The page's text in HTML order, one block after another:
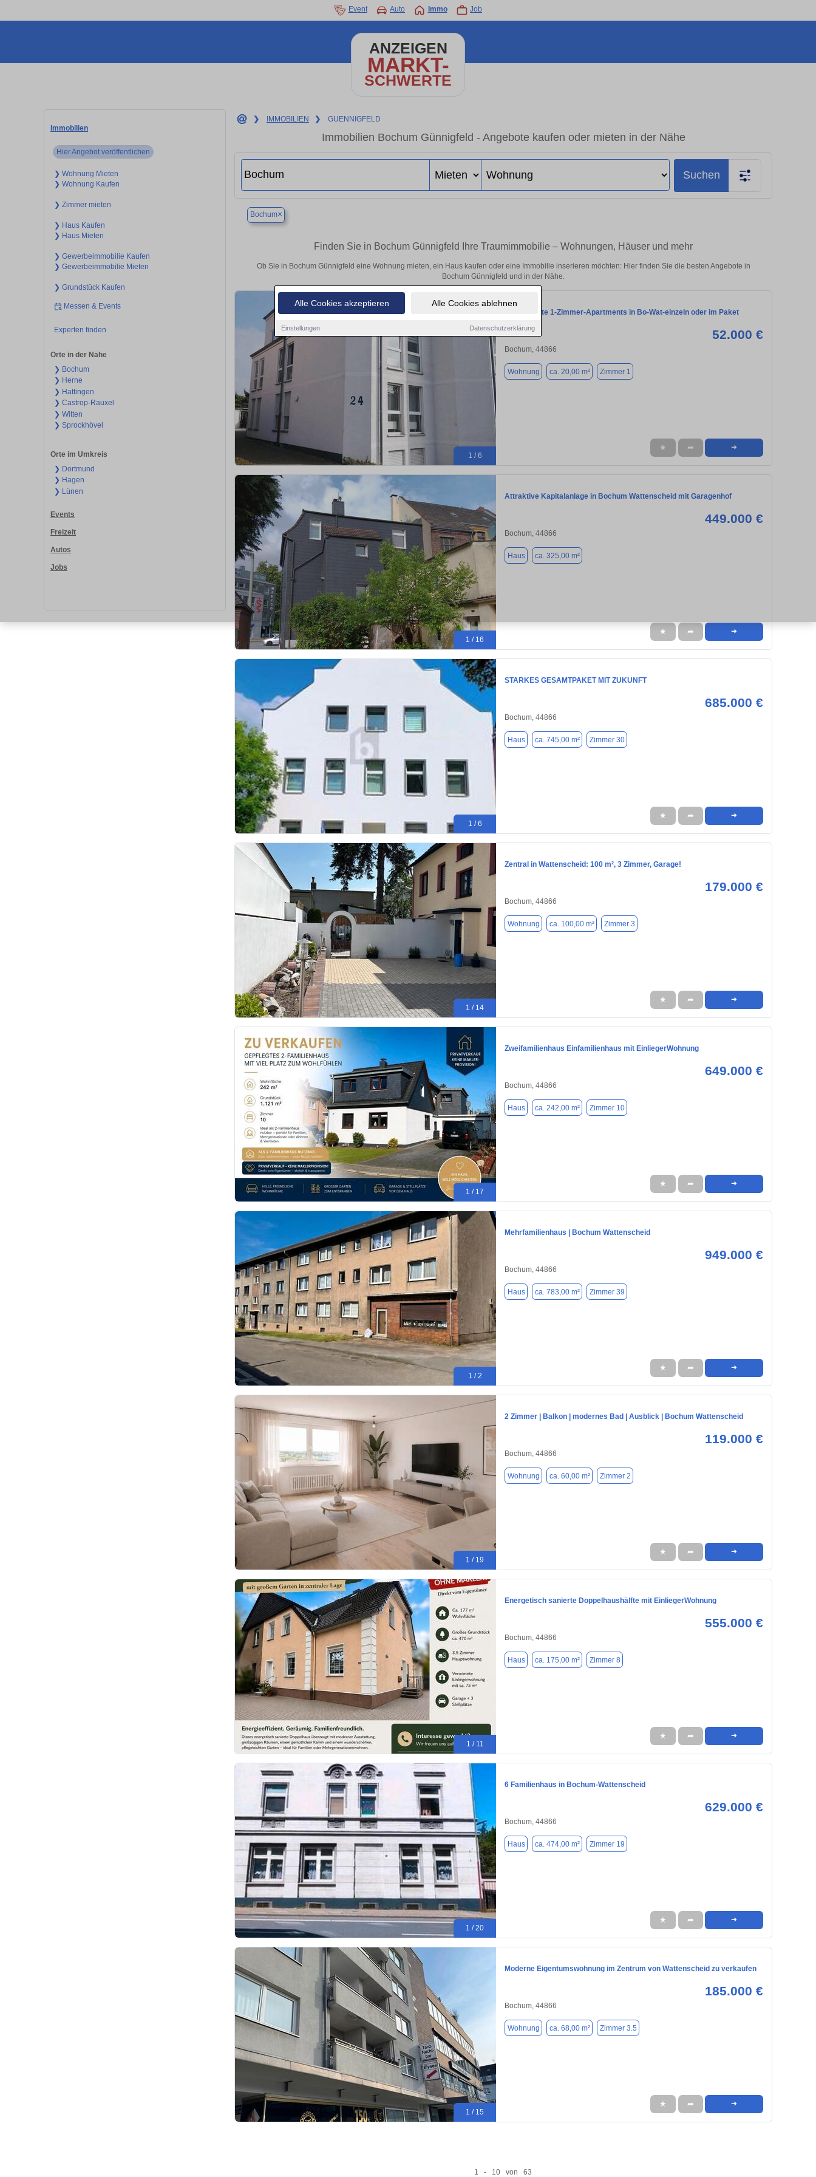
Alle Cookies akzeptieren Alle Cookies ablehnen
Einstellungen Datenschutzerklärung
Event Auto Immo Job
ANZEIGEN
MARKT-
SCHWERTE
Immobilien
Hier Angebot veröffentlichen
❯ Wohnung Mieten
❯ Wohnung Kaufen
❯ Zimmer mieten
❯ Haus Kaufen
❯ Haus Mieten
❯ Gewerbeimmobilie Kaufen
❯ Gewerbeimmobilie Mieten
❯ Grundstück Kaufen
Messen & Events
Experten finden
Orte in der Nähe
❯ Bochum
❯ Herne
❯ Hattingen
❯ Castrop-Rauxel
❯ Witten
❯ Sprockhövel
Orte im Umkreis
❯ Dortmund
❯ Hagen
❯ Lünen
Events
Freizeit
Autos
Jobs
❯ IMMOBILIEN ❯ GUENNIGFELD
Immobilien Bochum Günnigfeld - Angebote kaufen oder mieten in der Nähe
Suchen
Bochum×
Finden Sie in Bochum Günnigfeld Ihre Traumimmobilie – Wohnungen, Häuser und mehr
Ob Sie in Bochum Günnigfeld eine Wohnung mieten, ein Haus kaufen oder eine Immobilie inserieren möchten: Hier finden Sie die besten Angebote in
Bochum Günnigfeld und in der Nähe.
1 / 6
3 vermietete 1-Zimmer-Apartments in Bo-Wat-einzeln oder im Paket
52.000 €
Bochum, 44866
Wohnung ca. 20,00 m² Zimmer 1
★ ➦ ➜
1 / 16
Attraktive Kapitalanlage in Bochum Wattenscheid mit Garagenhof
449.000 €
Bochum, 44866
Haus ca. 325,00 m²
★ ➦ ➜
1 / 6
STARKES GESAMTPAKET MIT ZUKUNFT
685.000 €
Bochum, 44866
Haus ca. 745,00 m² Zimmer 30
★ ➦ ➜
1 / 14
Zentral in Wattenscheid: 100 m², 3 Zimmer, Garage!
179.000 €
Bochum, 44866
Wohnung ca. 100,00 m² Zimmer 3
★ ➦ ➜
1 / 17
Zweifamilienhaus Einfamilienhaus mit EinliegerWohnung
649.000 €
Bochum, 44866
Haus ca. 242,00 m² Zimmer 10
★ ➦ ➜
1 / 2
Mehrfamilienhaus | Bochum Wattenscheid
949.000 €
Bochum, 44866
Haus ca. 783,00 m² Zimmer 39
★ ➦ ➜
1 / 19
2 Zimmer | Balkon | modernes Bad | Ausblick | Bochum Wattenscheid
119.000 €
Bochum, 44866
Wohnung ca. 60,00 m² Zimmer 2
★ ➦ ➜
1 / 11
Energetisch sanierte Doppelhaushälfte mit EinliegerWohnung
555.000 €
Bochum, 44866
Haus ca. 175,00 m² Zimmer 8
★ ➦ ➜
1 / 20
6 Familienhaus in Bochum-Wattenscheid
629.000 €
Bochum, 44866
Haus ca. 474,00 m² Zimmer 19
★ ➦ ➜
1 / 15
Moderne Eigentumswohnung im Zentrum von Wattenscheid zu verkaufen
185.000 €
Bochum, 44866
Wohnung ca. 68,00 m² Zimmer 3.5
★ ➦ ➜
1 - 10 von 63